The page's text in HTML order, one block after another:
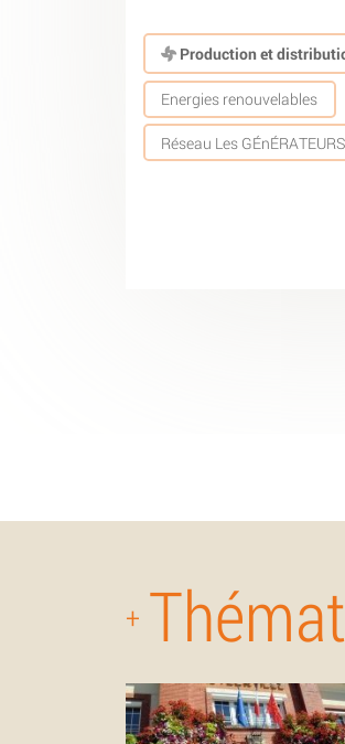
Production et
Energies renouvelables
Réseau Les
+